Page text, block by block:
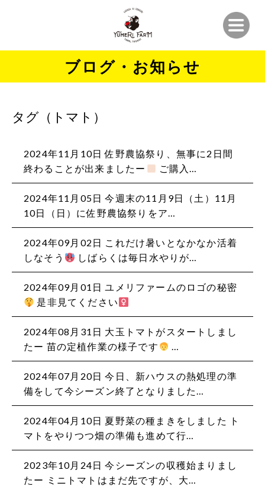
ブログ・お知らせ
タグ（トマト）
2024年11月10日 佐野農協祭り、無事に2日間
終わることが出来ましたー
ご購入…
2024年11月05日 今週末の11月9日（土）11月
10日（日）に佐野農協祭りをア…
2024年09月02日 これだけ暑いとなかなか活着
しなそう
しばらくは毎日水やりが…
2024年09月01日 ユメリファームのロゴの秘密
是非見てください‍
2024年08月31日 大玉トマトがスタートしまし
たー 苗の定植作業の様子です
‍ …
2024年07月20日 今日、新ハウスの熱処理の準
備をして今シーズン終了となりました…
2024年04月10日 夏野菜の種まきをしました ト
マトをやりつつ畑の準備も進めて行…
2023年10月24日 今シーズンの収穫始まりまし
たー ミニトマトはまだ先ですが、大…